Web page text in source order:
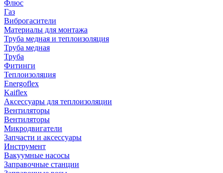
Флюс
Газ
Виброгасители
Материалы для монтажа
Труба медная и теплоизоляция
Труба медная
Труба
Фитинги
Теплоизоляция
Energoflex
Kaiflex
Аксессуары для теплоизоляции
Вентиляторы
Вентиляторы
Микродвигатели
Запчасти и аксессуары
Инструмент
Вакуумные насосы
Заправочные станции